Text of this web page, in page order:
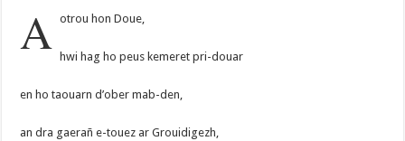
A otrou hon Doue,
hwi hag ho peus kemeret pri-douar
en ho taouarn d’ober mab-den,
an dra gaerañ e-touez ar Grouidigezh,